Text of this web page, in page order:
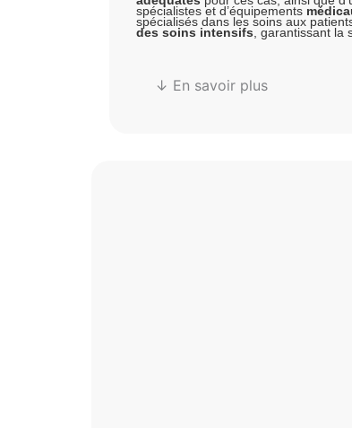
spécialistes et d’équipements
spécialisés dans les soins aux
des soins intensifs , garantissant la
↓ En savoir plus